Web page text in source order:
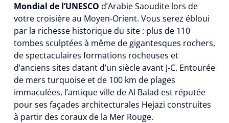
Mondial de l’UNESCO d’Arabie Saoudite lors de
votre croisière au Moyen-Orient. Vous serez ébloui
par la richesse historique du site : plus de 110
tombes sculptées à même de gigantesques rochers,
de spectaculaires formations rocheuses et
d’anciens sites datant d’un siècle avant J-C. Entourée
de mers turquoise et de 100 km de plages
immaculées, l’antique ville de Al Balad est réputée
pour ses façades architecturales Hejazi construites
à partir des coraux de la Mer Rouge.